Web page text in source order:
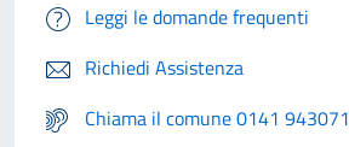
Leggi le domande frequenti
Richiedi Assistenza
Chiama il comune 0141 943071